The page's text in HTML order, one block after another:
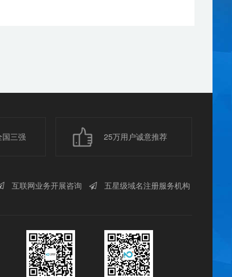
三强 25万用户诚意推荐
互联网业务开展咨询 五星级域名注册服务机构